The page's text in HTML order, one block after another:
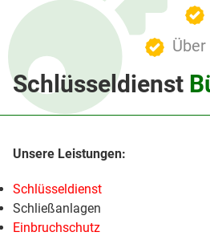
Schlüsseldienst
Schlüsseldienst
Schließanlagen
Einbruchschutz